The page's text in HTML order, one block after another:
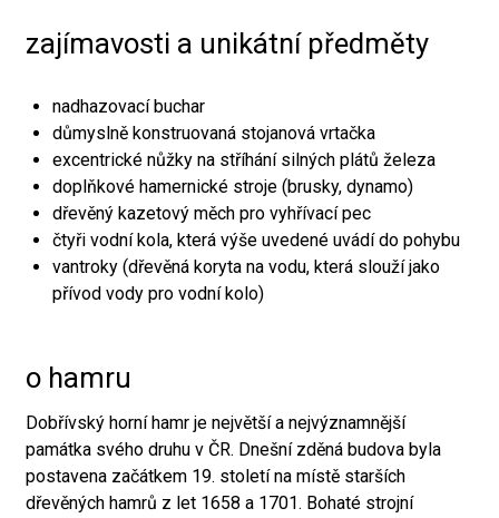
zajímavosti a unikátní předměty
nadhazovací buchar
důmyslně konstruovaná stojanová vrtačka
excentrické nůžky na stříhání silných plátů železa
doplňkové hamernické stroje (brusky, dynamo)
dřevěný kazetový měch pro vyhřívací pec
čtyři vodní kola, která výše uvedené uvádí do pohybu
vantroky (dřevěná koryta na vodu, která slouží jako
přívod vody pro vodní kolo)
o hamru
Dobřívský horní hamr je největší a nejvýznamnější
památka svého druhu v ČR. Dnešní zděná budova byla
postavena začátkem 19. století na místě starších
dřevěných hamrů z let 1658 a 1701. Bohaté strojní